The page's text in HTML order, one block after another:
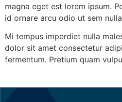
magna eget est lorem ipsum.
id ornare arcu odio ut sem
Mi tempus imperdiet nulla
dolor sit amet consectetur
fermentum. Pretium quam